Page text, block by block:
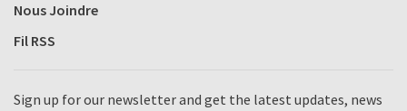
Nous Joindre
Fil RSS
Sign up for our newsletter and get the latest updates, news